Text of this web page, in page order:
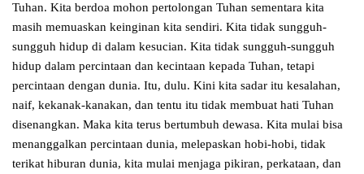
Tuhan. Kita berdoa mohon pertolongan Tuhan sementara kita
masih memuaskan keinginan kita sendiri. Kita tidak sungguh-
sungguh hidup di dalam kesucian. Kita tidak sungguh-sungguh
hidup dalam percintaan dan kecintaan kepada Tuhan, tetapi
percintaan dengan dunia. Itu, dulu. Kini kita sadar itu kesalahan,
naif, kekanak-kanakan, dan tentu itu tidak membuat hati Tuhan
disenangkan. Maka kita terus bertumbuh dewasa. Kita mulai bisa
menanggalkan percintaan dunia, melepaskan hobi-hobi, tidak
terikat hiburan dunia, kita mulai menjaga pikiran, perkataan, dan